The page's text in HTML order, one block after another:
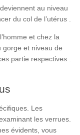
au niveau
du col de l’utérus .
et chez la
gorge et niveau de
partie respectives .
. Les
les verrues.
évidents, vous